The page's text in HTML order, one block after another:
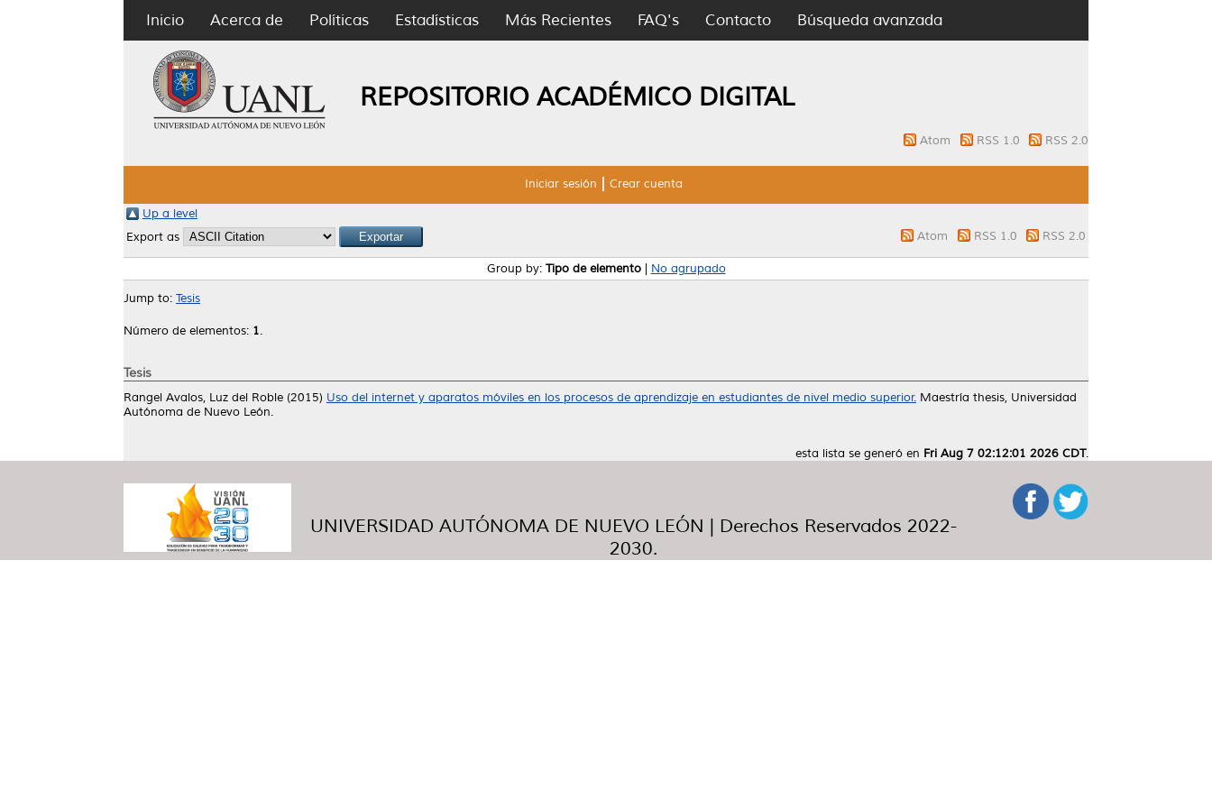
Inicio Acerca de Políticas Estadísticas Más Recientes FAQ's Contacto Búsqueda avanzada
REPOSITORIO ACADÉMICO DIGITAL
Atom RSS 1.0 RSS 2.0
Iniciar sesión Crear cuenta
Up a level
Export as
Atom RSS 1.0 RSS 2.0
Group by: Tipo de elemento| No agrupado
Jump to: Tesis
Número de elementos: 1.
Tesis
Rangel Avalos, Luz del Roble (2015) Uso del internet y aparatos móviles en los procesos de aprendizaje en estudiantes de nivel medio superior. Maestría thesis, Universidad
Autónoma de Nuevo León.
esta lista se generó en Fri Aug 7 02:12:01 2026 CDT.
UNIVERSIDAD AUTÓNOMA DE NUEVO LEÓN | Derechos Reservados 2022-
2030.